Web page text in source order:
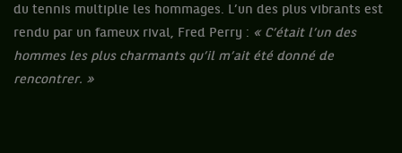
du tennis multiplie les hommages. L’un des plus vibrants est
rendu par un fameux rival, Fred Perry : « C’était l’un des
hommes les plus charmants qu’il m’ait été donné de
rencontrer. »